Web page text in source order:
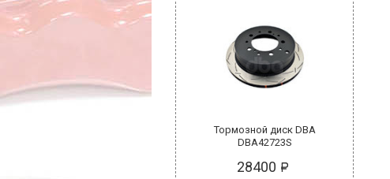
Тормозной диск DBA
DBA42723S
28400